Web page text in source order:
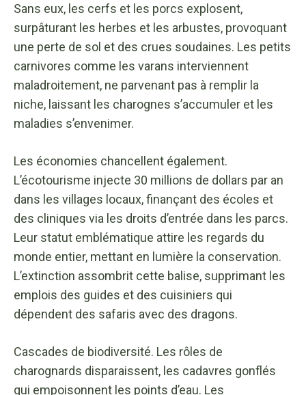
Sans eux, les cerfs et les porcs explosent,
surpâturant les herbes et les arbustes, provoquant
une perte de sol et des crues soudaines. Les petits
carnivores comme les varans interviennent
maladroitement, ne parvenant pas à remplir la
niche, laissant les charognes s’accumuler et les
maladies s’envenimer.
Les économies chancellent également.
L’écotourisme injecte 30 millions de dollars par an
dans les villages locaux, finançant des écoles et
des cliniques via les droits d’entrée dans les parcs.
Leur statut emblématique attire les regards du
monde entier, mettant en lumière la conservation.
L’extinction assombrit cette balise, supprimant les
emplois des guides et des cuisiniers qui
dépendent des safaris avec des dragons.
Cascades de biodiversité. Les rôles de
charognards disparaissent, les cadavres gonflés
qui empoisonnent les points d’eau. Les